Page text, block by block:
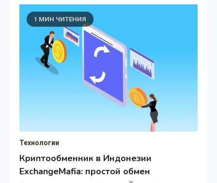
1 МИН ЧИТЕНИЯ
Технологии
Криптообменник в Индонезии
ExchangeMafia: простой обмен